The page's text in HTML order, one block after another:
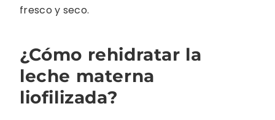
fresco y seco.
¿Cómo rehidratar la
leche materna
liofilizada?